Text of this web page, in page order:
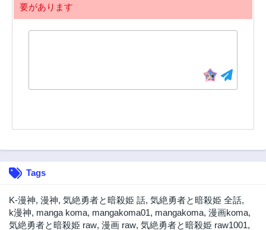
第26話
第16話
2年前
第14話
2年前
第13話
2年前
第12話 第11話
要があります
Tags
K-漫神, 漫神, 気絶勇者と暗殺姫 話, 気絶勇者と暗殺姫 全話,
k漫神, manga koma, mangakoma01, mangakoma, 漫画koma,
気絶勇者と暗殺姫 raw, 漫画 raw, 気絶勇者と暗殺姫 raw1001,